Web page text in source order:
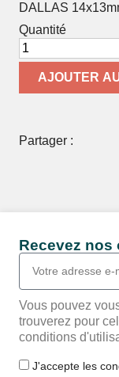
DALLAS
Quantité
AJOUTER
Partager :
Recevez nos
Vous pouvez
trouverez pour
conditions
J'accepte les